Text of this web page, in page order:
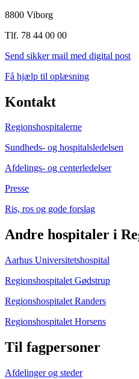
8800 Viborg
Tlf. 78 44 00 00
Send sikker mail med digital post
Få hjælp til oplæsning
Kontakt
Regionshospitalerne
Sundheds- og hospitalsledelsen
Afdelings- og centerledelser
Presse
Ris, ros og gode forslag
Andre hospitaler i
Aarhus Universitetshospital
Regionshospitalet Gødstrup
Regionshospitalet Randers
Regionshospitalet Horsens
Til fagpersoner
Afdelinger og steder